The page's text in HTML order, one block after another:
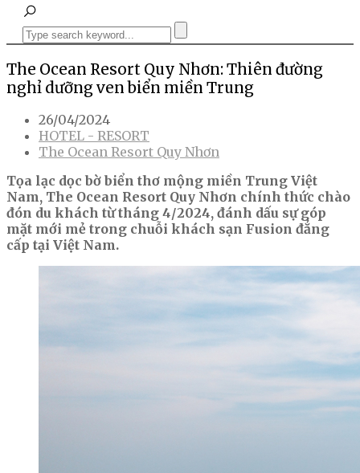
The Ocean Resort Quy Nhơn: Thiên đường
nghỉ dưỡng ven biển miền Trung
26/04/2024
HOTEL - RESORT
The Ocean Resort Quy Nhơn
Tọa lạc dọc bờ biển thơ mộng miền Trung Việt
Nam, The Ocean Resort Quy Nhơn chính thức chào
đón du khách từ tháng 4/2024, đánh dấu sự góp
mặt mới mẻ trong chuỗi khách sạn Fusion đẳng
cấp tại Việt Nam.